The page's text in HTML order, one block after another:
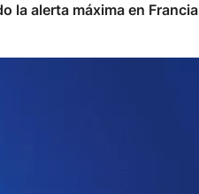
la alerta máxima en Francia